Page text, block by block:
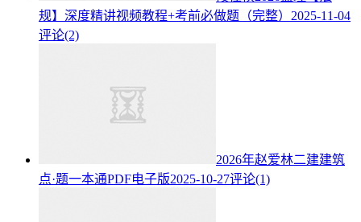
规】深度精讲视频教程+考前必做题（完整） 2025-11-04
评论(2)
2026年赵爱林二建建筑
点·题一本通PDF电子版2025-10-27评论(1)